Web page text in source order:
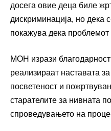
досега овие деца биле
дискриминација, но дека
покажува дека
МОН изрази
реализираат наставата
посветеност и
старателите за нивната
спроведувањето на